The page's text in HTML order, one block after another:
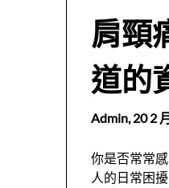
肩頸
道的
Admin,20 2
你是否常常
人的日常困